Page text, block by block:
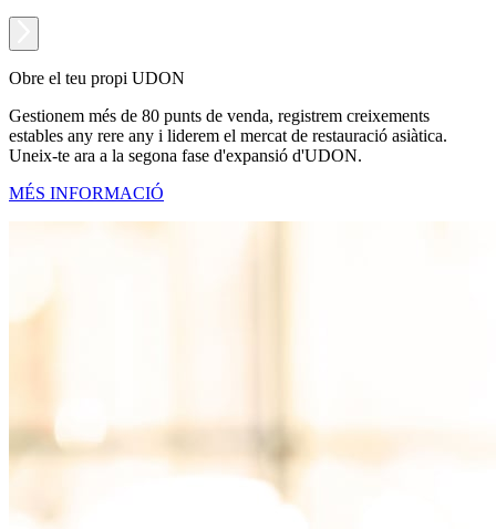
Obre el teu propi UDON
Gestionem més de 80 punts de venda, registrem creixements
estables any rere any i liderem el mercat de restauració asiàtica.
Uneix-te ara a la segona fase d'expansió d'UDON.
MÉS INFORMACIÓ